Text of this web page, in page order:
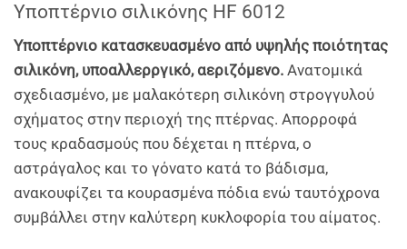
Υποπτέρνιο σιλικόνης HF 6012
Υποπτέρνιo κατασκευασμένo από υψηλής ποιότητας
σιλικόνη, υποαλλερργικό, αεριζόμενο. Ανατομικά
σχεδιασμένο, με μαλακότερη σιλικόνη στρογγυλού
σχήματος στην περιοχή της πτέρνας. Απορροφά
τους κραδασμούς που δέχεται η πτέρνα, ο
αστράγαλος και το γόνατο κατά το βάδισμα,
ανακουφίζει τα κουρασμένα πόδια ενώ ταυτόχρονα
συμβάλλει στην καλύτερη κυκλοφορία του αίματος.